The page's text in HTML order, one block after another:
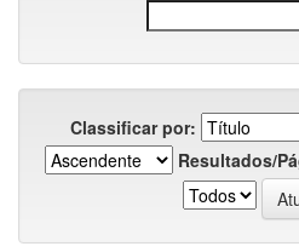
Classificar por:
Resultados/